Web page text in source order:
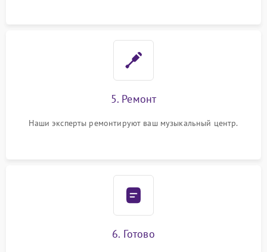
5. Ремонт
Наши эксперты ремонтируют ваш музыкальный центр.
6. Готово